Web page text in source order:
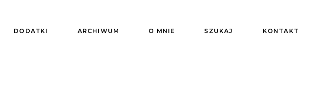
DODATKI ARCHIWUM O MNIE SZUKAJ KONTAKT